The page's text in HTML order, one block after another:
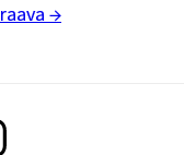
→